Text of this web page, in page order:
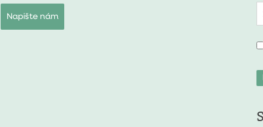
Napište nám